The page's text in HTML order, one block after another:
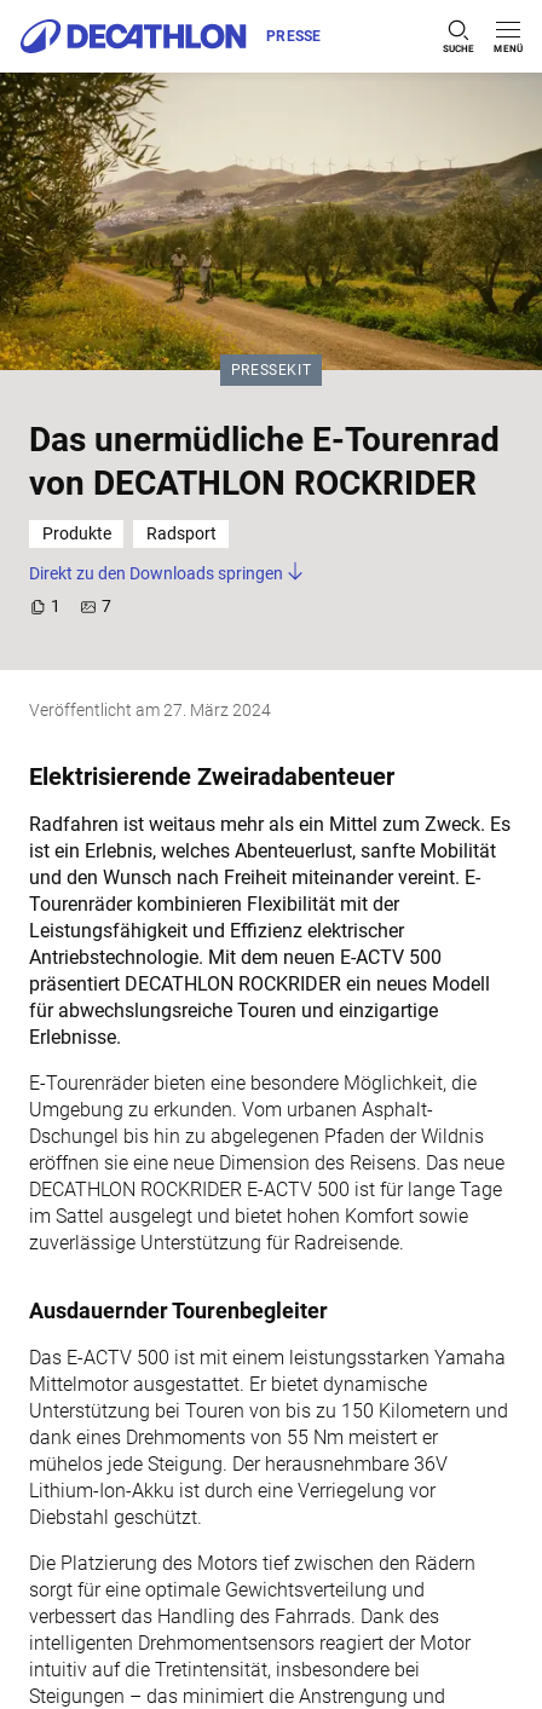
Zum Inhalt springen
PRESSE
SUCHE MENÜ
Das unermüdliche E-Tourenrad
von DECATHLON ROCKRIDER
KATEGORIE:
PRESSEKIT
Produkte Radsport
Direkt zu den Downloads springen
1
7
Veröffentlicht am27. März 2024
Elektrisierende Zweiradabenteuer
Radfahren ist weitaus mehr als ein Mittel zum Zweck. Es
ist ein Erlebnis, welches Abenteuerlust, sanfte Mobilität
und den Wunsch nach Freiheit miteinander vereint. E-
Tourenräder kombinieren Flexibilität mit der
Leistungsfähigkeit und Effizienz elektrischer
Antriebstechnologie. Mit dem neuen E-ACTV 500
präsentiert DECATHLON ROCKRIDER ein neues Modell
für abwechslungsreiche Touren und einzigartige
Erlebnisse.
E-Tourenräder bieten eine besondere Möglichkeit, die
Umgebung zu erkunden. Vom urbanen Asphalt-
Dschungel bis hin zu abgelegenen Pfaden der Wildnis
eröffnen sie eine neue Dimension des Reisens. Das neue
DECATHLON ROCKRIDER E-ACTV 500 ist für lange Tage
im Sattel ausgelegt und bietet hohen Komfort sowie
zuverlässige Unterstützung für Radreisende.
Ausdauernder Tourenbegleiter
Das E-ACTV 500 ist mit einem leistungsstarken Yamaha
Mittelmotor ausgestattet. Er bietet dynamische
Unterstützung bei Touren von bis zu 150 Kilometern und
dank eines Drehmoments von 55 Nm meistert er
mühelos jede Steigung. Der herausnehmbare 36V
Lithium-Ion-Akku ist durch eine Verriegelung vor
Diebstahl geschützt.
Die Platzierung des Motors tief zwischen den Rädern
sorgt für eine optimale Gewichtsverteilung und
verbessert das Handling des Fahrrads. Dank des
intelligenten Drehmomentsensors reagiert der Motor
intuitiv auf die Tretintensität, insbesondere bei
Steigungen – das minimiert die Anstrengung und